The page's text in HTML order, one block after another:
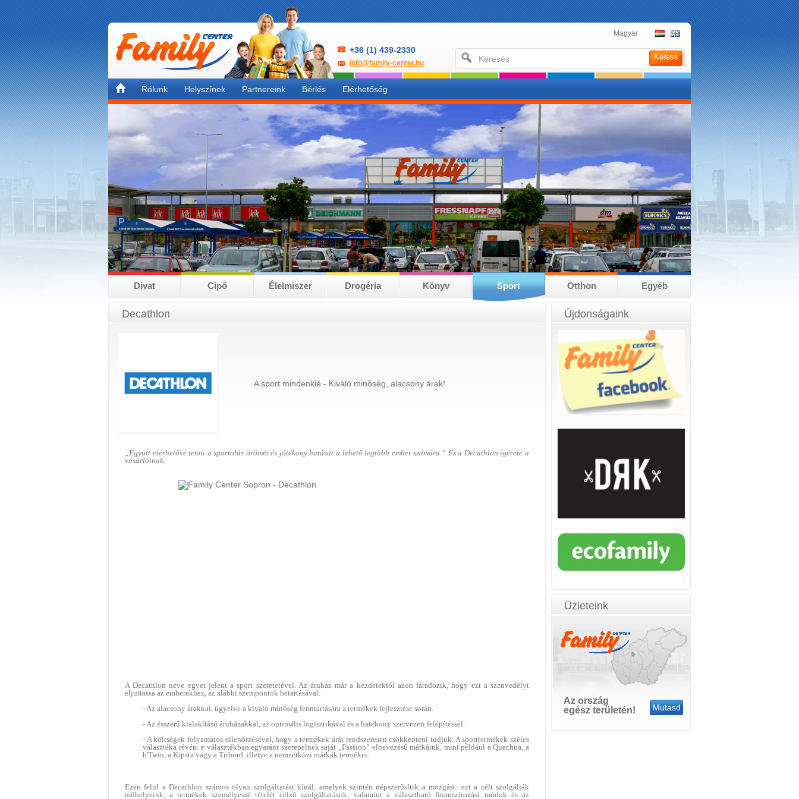
Magyar
Keress
+36 (1) 439-2330
info@family-center.hu
Rólunk Helyszínek Partnereink Bérlés Elérhetőség
Divat Cipő Élelmiszer Drogéria Könyv Sport Otthon Egyéb
Decathlon
A sport mindenkié - Kiváló minőség, alacsony árak!
„Együtt elérhetővé tenni a sportolás örömét és jótékony hatását a lehető legtöbb ember számára.” Ez a Decathlon ígérete a
vásárlóinak.
A Decathlon neve egyet jelent a sport szeretetével. Az áruház már a kezdetektől azon fáradozik, hogy ezt a szenvedélyt
eljuttassa az emberekhez, az alábbi szempontok betartásával:
- Az alacsony árakkal, ügyelve a kiváló minőség fenntartására a termékek fejlesztése során.
- Az ésszerű kialakítású áruházakkal, az optimális logisztikával és a hatékony szervezeti felépítéssel.
- A költségek folyamatos ellenőrzésével, hogy a termékek árát rendszeresen csökkenteni tudjuk. A sporttermékek széles
választéka révén: e választékban egyaránt szerepelnek saját „Passion” elnevezésű márkáink, mint például a Quechua, a
b'Twin, a Kipsta vagy a Tribord, illetve a nemzetközi márkák termékei.
Ezen felül a Decathlon számos olyan szolgáltatást kínál, amelyek szintén népszerűsítik a mozgást: ezt a célt szolgálják
műhelyeink, a termékek személyessé tételét célzó szolgáltatások, valamint a választható finanszírozási módok és az
Újdonságaink
Üzleteink
Az ország
egész területén!
Mutasd